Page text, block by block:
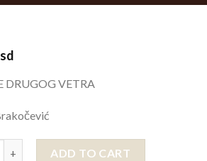
DRUGOG VETRA
ADD TO CART